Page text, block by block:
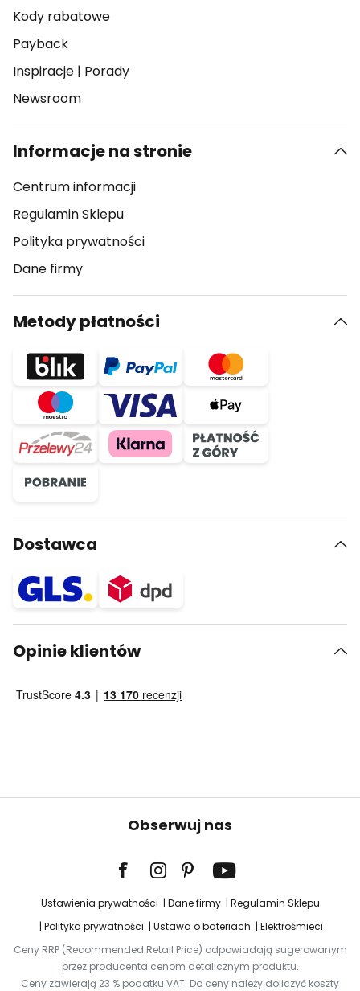
Kody rabatowe
Payback
Inspiracje | Porady
Newsroom
Informacje na stronie
Centrum informacji
Regulamin Sklepu
Polityka prywatności
Dane firmy
Metody płatności
Dostawca
Opinie klientów
Obserwuj nas
Ustawienia prywatności Dane firmy
Regulamin Sklepu
Polityka prywatności
Ustawa o bateriach
Elektrośmieci
Ceny RRP (Recommended Retail Price) odpowiadają sugerowanym
przez producenta cenom detalicznym produktu.
Ceny zawierają 23 % podatku VAT. Do ceny należy doliczyć koszty